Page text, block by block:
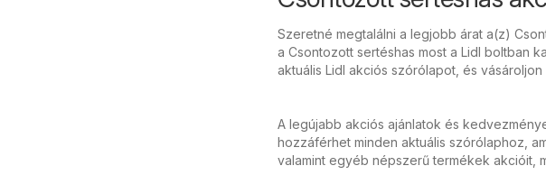
Szeretné megtalálni a legjobb árat a(z)
a Csontozott sertéshas most a Lidl boltban
aktuális Lidl akciós szórólapot, és
A legújabb akciós ajánlatok és
hozzáférhet minden aktuális szórólaphoz,
valamint egyéb népszerű termékek akcióit,